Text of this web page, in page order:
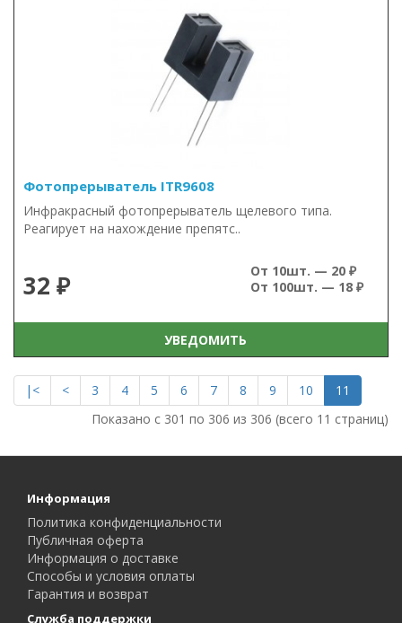
Фотопрерыватель ITR9608
Инфракрасный фотопрерыватель щелевого типа.
Реагирует на нахождение препятс..
32 ₽
От 10шт. — 20 ₽
От 100шт. — 18 ₽
УВЕДОМИТЬ
|< < 3 4 5 6 7 8 9 10
11
Показано с 301 по 306 из 306 (всего 11 страниц)
Информация
Политика конфиденциальности
Публичная оферта
Информация о доставке
Способы и условия оплаты
Гарантия и возврат
Служба поддержки